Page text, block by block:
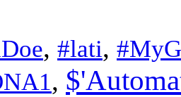
, #lati,
,